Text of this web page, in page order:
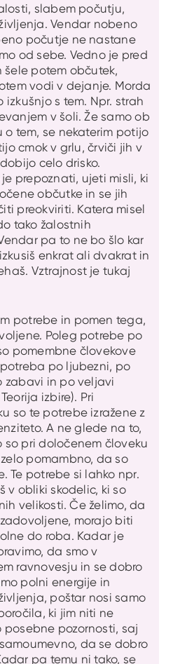
slabem počutju,
Vendar nobeno
počutje ne nastane
od sebe. Vedno je pred
šele potem občutek,
vodi v dejanje. Morda
izkušnjo s tem. Npr. strah
v šoli. Že samo ob
o tem, se nekaterim potijo
cmok v grlu, črviči jih v
celo drisko.
prepoznati, ujeti misli, ki
občutke in se jih
preokviriti. Katera misel
tako žalostnih
pa to ne bo šlo kar
enkrat ali dvakrat in
Vztrajnost je tukaj
potrebe in pomen tega,
Poleg potrebe po
pomembne človekove
po ljubezni, po
zabavi in po veljavi
izbire). Pri
so te potrebe izražene z
A ne glede na to,
so pri določenem človeku
pomambno, da so
Te potrebe si lahko npr.
v obliki skodelic, ki so
velikosti. Če želimo, da
morajo biti
do roba. Kadar je
da smo v
ravnovesju in se dobro
polni energije in
poštar nosi samo
ki jim niti ne
posebne pozornosti, saj
da se dobro
pa temu ni tako, se